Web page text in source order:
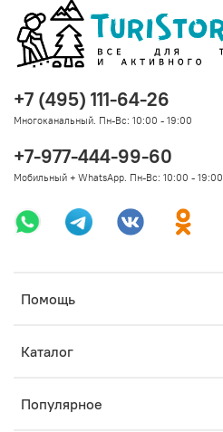
Помощь
Каталог
Популярное
+7 (495) 111-64-26
Многоканальный. Пн-Вс: 10:00 - 19:00
+7-977-444-99-60
Мобильный + WhatsApp. Пн-Вс: 10:00 - 19:00